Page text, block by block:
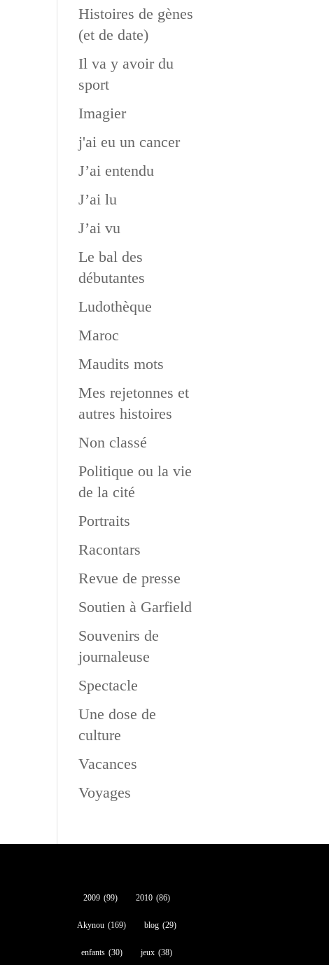
Histoires de gènes
(et de date)
Il va y avoir du
sport
Imagier
j'ai eu un cancer
J’ai entendu
J’ai lu
J’ai vu
Le bal des
débutantes
Ludothèque
Maroc
Maudits mots
Mes rejetonnes et
autres histoires
Non classé
Politique ou la vie
de la cité
Portraits
Racontars
Revue de presse
Soutien à Garfield
Souvenirs de
journaleuse
Spectacle
Une dose de
culture
Vacances
Voyages
2009 (99) 2010 (86)
Akynou (169) blog (29)
enfants (30) jeux (38)